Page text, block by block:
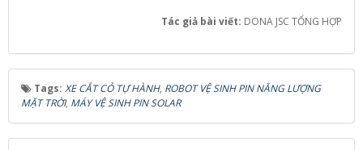
Tác giả bài viết: DONA JSC TỔNG HỢP
Tags: XE CẮT CỎ TỰ HÀNH, ROBOT VỆ SINH PIN NĂNG LƯỢNG
MẶT TRỜI, MÁY VỆ SINH PIN SOLAR